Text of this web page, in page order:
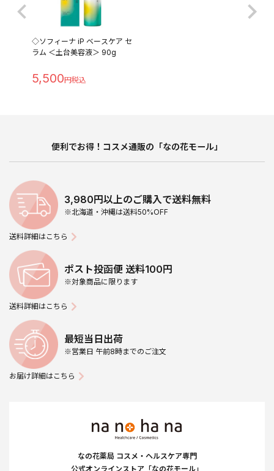
◇ソフィーナ iP ベースケア セ
ラム ＜土台美容液＞ 90g
5,500
便利でお得！コスメ通販の「なの花モール」
3,980円以上のご購入で送料無料
※北海道・沖縄は送料50%OFF
送料詳細はこちら
ポスト投函便 送料100円
※対象商品に限ります
送料詳細はこちら
最短当日出荷
※営業日 午前8時までのご注文
お届け詳細はこちら
なの花薬局 コスメ・ヘルスケア専門
公式オンラインストア「なの花モール」